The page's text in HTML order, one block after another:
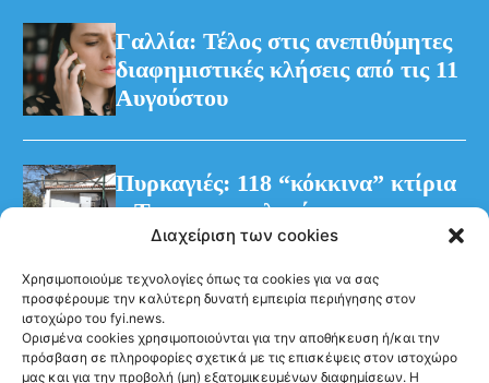
Διαχείριση των cookies
Χρησιμοποιούμε τεχνολογίες όπως τα cookies για να σας
προσφέρουμε την καλύτερη δυνατή εμπειρία περιήγησης στον
ιστοχώρο του fyi.news.
Ορισμένα cookies χρησιμοποιούνται για την αποθήκευση ή/και την
πρόσβαση σε πληροφορίες σχετικά με τις επισκέψεις στον ιστοχώρο
μας και για την προβολή (μη) εξατομικευμένων διαφημίσεων. Η
Γαλλία: Τέλος στις ανεπιθύμητες
διαφημιστικές κλήσεις από τις 11
Αυγούστου
Πυρκαγιές: 118 “κόκκινα” κτίρια
– Τρεις προφυλακίσεις για τη
φωτιά στη Βοιωτία